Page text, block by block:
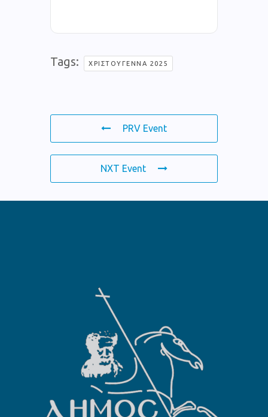
Tags: ΧΡΙΣΤΟΎΓΕΝΝΑ 2025
PRV Event
NXT Event